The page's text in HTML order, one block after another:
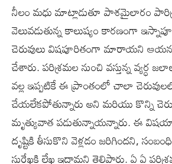
నీలం మధు మాట్లాడుతూ పాశమైలారం
వెలువడుతున్న కాలుష్యం కారణంగా
చెరువులు విషపూరితంగా మారాయని ఆయన
చేశారు. పరిశ్రమల నుంచి వస్తున్న వ్యర్ధ
వల్ల ఇప్పటికే ఈ ప్రాంతంలో చాలా
చేయలేకపోతున్నారు అని మరియు కొన్ని
మృత్యువాత పడుతున్నాయన్నారు. ఈ
దృష్టికి తీసుకొని వెళ్లడం జరిగిందని,
సురేఖకి లేఖ ఇద్దామని తెలిపారు. ఏ ఏ